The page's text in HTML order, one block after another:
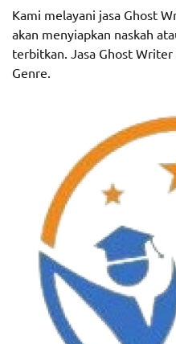
Kami melayani jasa Ghost
akan menyiapkan naskah
terbitkan. Jasa Ghost
Genre.